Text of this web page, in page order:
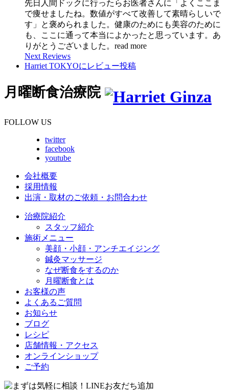
先日人間ドックに行ったらお医者さんに「よくここま
で痩せましたね。数値がすべて改善して素晴らしいで
す」と褒められました。健康のためにも美容のために
も、ここに通って本当によかったと思っています。あ
りがとうございました。 read more
Next Reviews
Harriet TOKYOにレビュー投稿
月曜断食治療院
FOLLOW US
twitter
facebook
youtube
会社概要
採用情報
出演・取材のご依頼・お問合わせ
治療院紹介
スタッフ紹介
施術メニュー
美顔・小顔・アンチエイジング
鍼灸マッサージ
なぜ断食をするのか
月曜断食とは
お客様の声
よくあるご質問
お知らせ
ブログ
レシピ
店舗情報・アクセス
オンラインショップ
ご予約